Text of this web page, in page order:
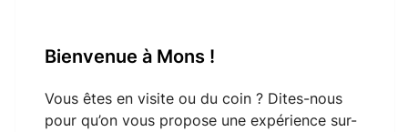
Bienvenue à Mons !
Vous êtes en visite ou du coin ? Dites-nous
pour qu’on vous propose une expérience sur-